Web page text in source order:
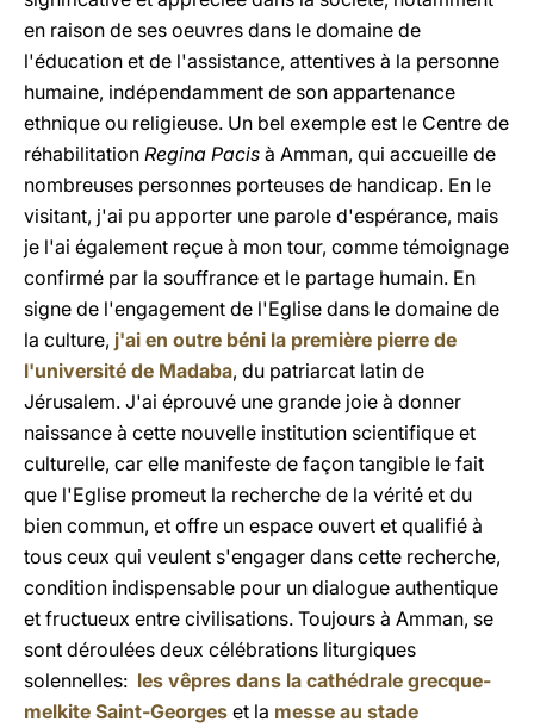
en raison de ses oeuvres dans le domaine de
l'éducation et de l'assistance, attentives à la personne
humaine, indépendamment de son appartenance
ethnique ou religieuse. Un bel exemple est le Centre de
réhabilitation Regina Pacis à Amman, qui accueille de
nombreuses personnes porteuses de handicap. En le
visitant, j'ai pu apporter une parole d'espérance, mais
je l'ai également reçue à mon tour, comme témoignage
confirmé par la souffrance et le partage humain. En
signe de l'engagement de l'Eglise dans le domaine de
la culture, j'ai en outre béni la première pierre de
l'université de Madaba, du patriarcat latin de
Jérusalem. J'ai éprouvé une grande joie à donner
naissance à cette nouvelle institution scientifique et
culturelle, car elle manifeste de façon tangible le fait
que l'Eglise promeut la recherche de la vérité et du
bien commun, et offre un espace ouvert et qualifié à
tous ceux qui veulent s'engager dans cette recherche,
condition indispensable pour un dialogue authentique
et fructueux entre civilisations. Toujours à Amman, se
sont déroulées deux célébrations liturgiques
solennelles: les vêpres dans la cathédrale grecque-
melkite Saint-Georges et la messe au stade